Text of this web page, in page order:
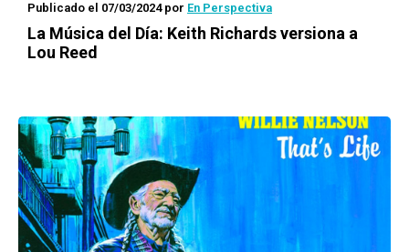
Publicado el 07/03/2024por En Perspectiva
La Música del Día: Keith Richards versiona a
Lou Reed